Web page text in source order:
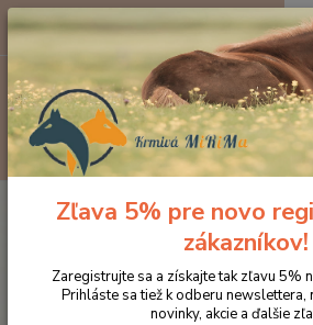
Produkty DROMY Psy a mačky
Bronchovet 500 ml
Dromy Bronchovet
Zľava 5% pre novo
zákazníkov!
Zaregistrujte sa a získajte tak zľavu 5%
Prihláste sa tiež k odberu newslettera,
novinky, akcie a ďalšie